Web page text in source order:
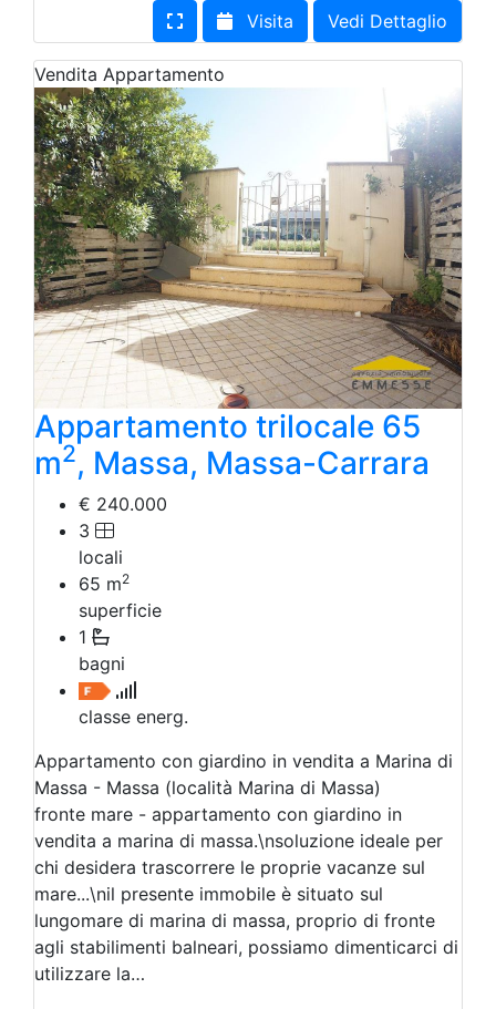
Visita Vedi Dettaglio
Vendita Appartamento
Appartamento trilocale 65
m2, Massa, Massa-Carrara
€ 240.000
3
locali
65 m2
superficie
1
bagni
classe energ.
Appartamento con giardino in vendita a Marina di
Massa - Massa (località Marina di Massa)
fronte mare - appartamento con giardino in
vendita a marina di massa.\nsoluzione ideale per
chi desidera trascorrere le proprie vacanze sul
mare...\nil presente immobile è situato sul
lungomare di marina di massa, proprio di fronte
agli stabilimenti balneari, possiamo dimenticarci di
utilizzare la…